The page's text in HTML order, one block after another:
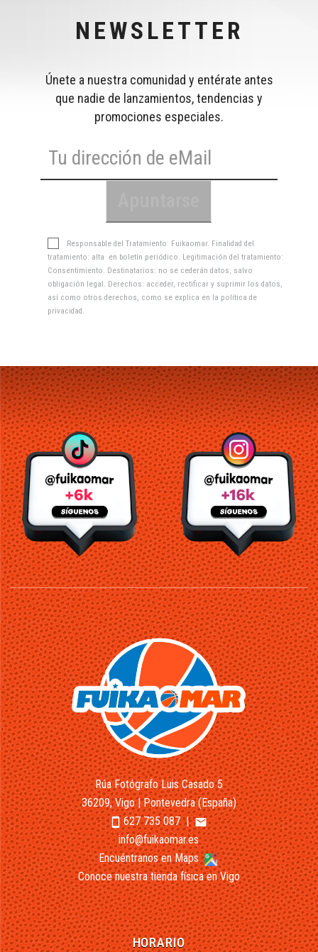
NEWSLETTER
Únete a nuestra comunidad y entérate antes
que nadie de lanzamientos, tendencias y
promociones especiales.
Responsable del Tratamiento: Fuikaomar. Finalidad del
tratamiento: alta en boletín periódico. Legitimación del tratamiento:
Consentimiento. Destinatarios: no se cederán datos, salvo
obligación legal. Derechos: acceder, rectificar y suprimir los datos,
así como otros derechos, como se explica en la política de
privacidad
Rúa Fotógrafo Luis Casado 5
36209, Vigo | Pontevedra (España)
smartphone627 735 087|email
info@fuikaomar.es
Encuéntranos en Maps
Conoce nuestra tienda física en Vigo
HORARIO